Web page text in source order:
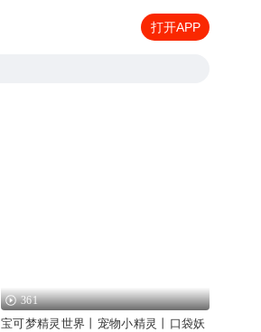
打开APP
361
宝可梦精灵世界丨宠物小精灵丨口袋妖